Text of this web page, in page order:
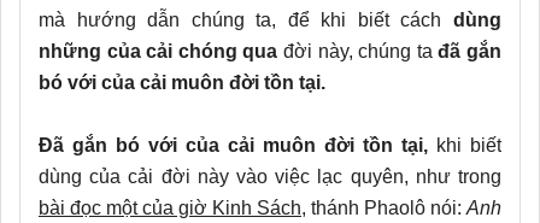
mà hướng dẫn chúng ta, để khi biết cách dùng
những của cải chóng qua đời này, chúng tađã gắn
bó với của cải muôn đời tồn tại.
Đã gắn bó với của cải muôn đời tồn tại, khi biết
dùng của cải đời này vào việc lạc quyên, như trong
bài đọc một của giờ Kinh Sách, thánh Phaolô nói: Anh